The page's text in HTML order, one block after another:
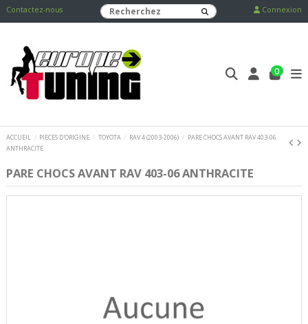
Contactez-nous Connexion
0
ACCUEIL PIECES D'ORIGINE TOYOTA RAV 4 (2003-2006)
PARE CHOCS AVANT RAV 403-06
ANTHRACITE
PARE CHOCS AVANT RAV 403-06 ANTHRACITE